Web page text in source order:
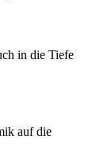
in die Tiefe
auf die